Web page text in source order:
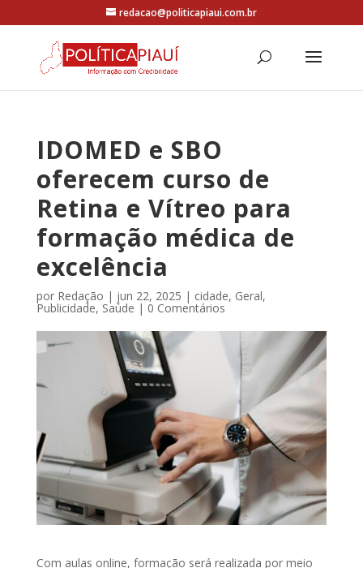
redacao@politicapiaui.com.br
IDOMED e SBO
oferecem curso de
Retina e Vítreo para
formação médica de
excelência
por Redação | jun 22, 2025 | cidade, Geral,
Publicidade, Saúde | 0 Comentários
Com aulas online, formação será realizada por meio